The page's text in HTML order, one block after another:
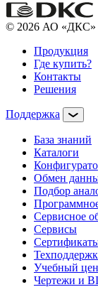
© 2026 АО «ДКС»
Продукция
Где купить?
Контакты
Решения
Поддержка
База знаний
Каталоги
Обмен
Подбор
Сервисное
Сервисы
Учебный
Чертежи и